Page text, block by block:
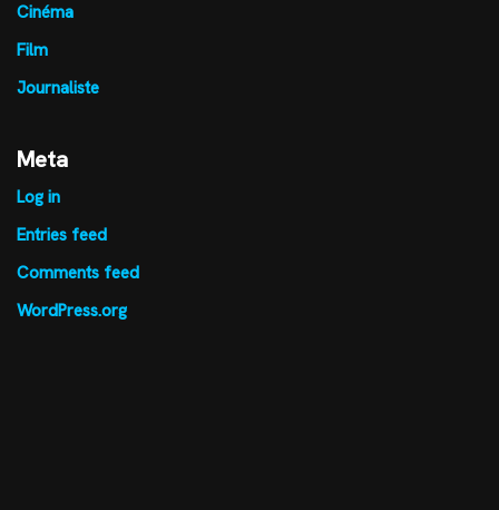
Cinéma
Film
Journaliste
Meta
Log in
Entries feed
Comments feed
WordPress.org